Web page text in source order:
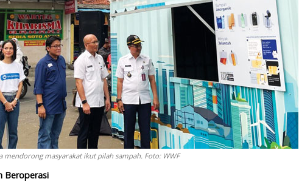
mendorong masyarakat ikut pilah sampah. Foto: WWF
Beroperasi